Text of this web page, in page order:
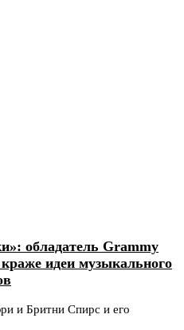
обладатель Grammy
идеи музыкального
и Бритни Спирс и его